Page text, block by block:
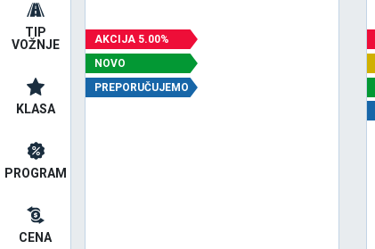
TIP
VOŽNJE
KLASA
PROGRAM
CENA
AKCIJA 5.00%
NOVO
PREPORUČUJEMO